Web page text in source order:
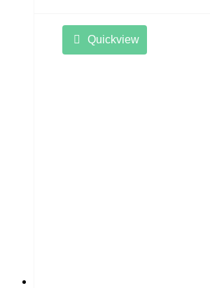
Quickview